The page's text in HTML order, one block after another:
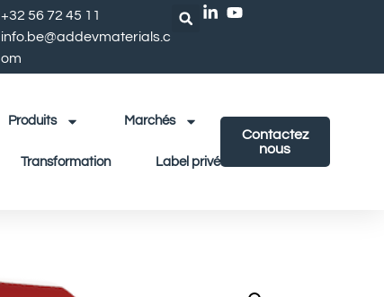
+32 56 72 45 11
info.be@addevmaterials.c
om
Produits Marchés
Transformation Label privé
Contactez
nous